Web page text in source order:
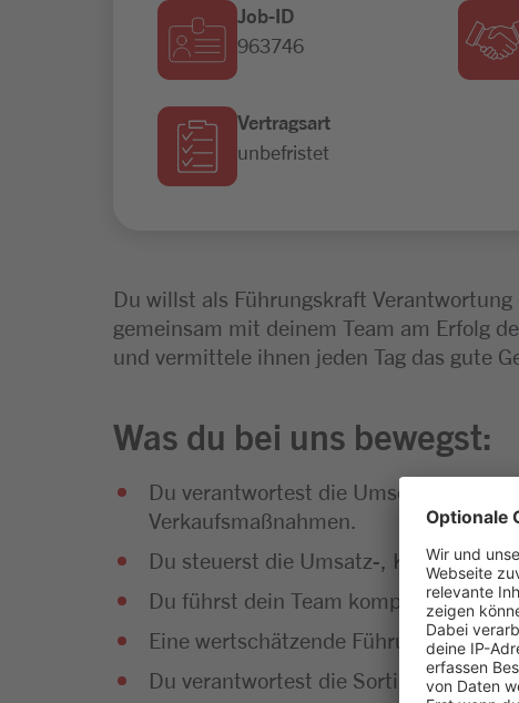
Job-ID
963746
Vertragsart
unbefristet
Du willst als Führungskraft
gemeinsam mit deinem Team am Erfolg
und vermittele ihnen jeden Tag das gute
Was du bei uns bewegst:
Du verantwortest die Umsetzung des
Verkaufsmaßnahmen.
Du steuerst die Umsatz-, Kosten-
Du führst dein Team kompetent und
Eine wertschätzende Führung auf
Du verantwortest die